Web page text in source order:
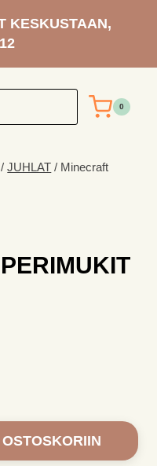
KESKUSTAAN,
0
/ JUHLAT / Minecraft